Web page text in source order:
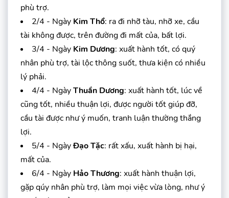
phù trợ.
2/4 - Ngày Kim Thổ: ra đi nhỡ tàu, nhỡ xe, cầu
tài không được, trên đường đi mất của, bất lợi.
3/4 - Ngày Kim Dương: xuất hành tốt, có quý
nhân phù trợ, tài lộc thông suốt, thưa kiện có nhiều
lý phải.
4/4 - NgàyThuần Dương: xuất hành tốt, lúc về
cũng tốt, nhiều thuận lợi, được người tốt giúp đỡ,
cầu tài được như ý muốn, tranh luận thường thắng
lợi.
5/4 - NgàyĐạo Tặc: rất xấu, xuất hành bị hại,
mất của.
6/4 - Ngày Hảo Thương: xuất hành thuận lợi,
gặp qúy nhân phù trợ, làm mọi việc vừa lòng, như ý